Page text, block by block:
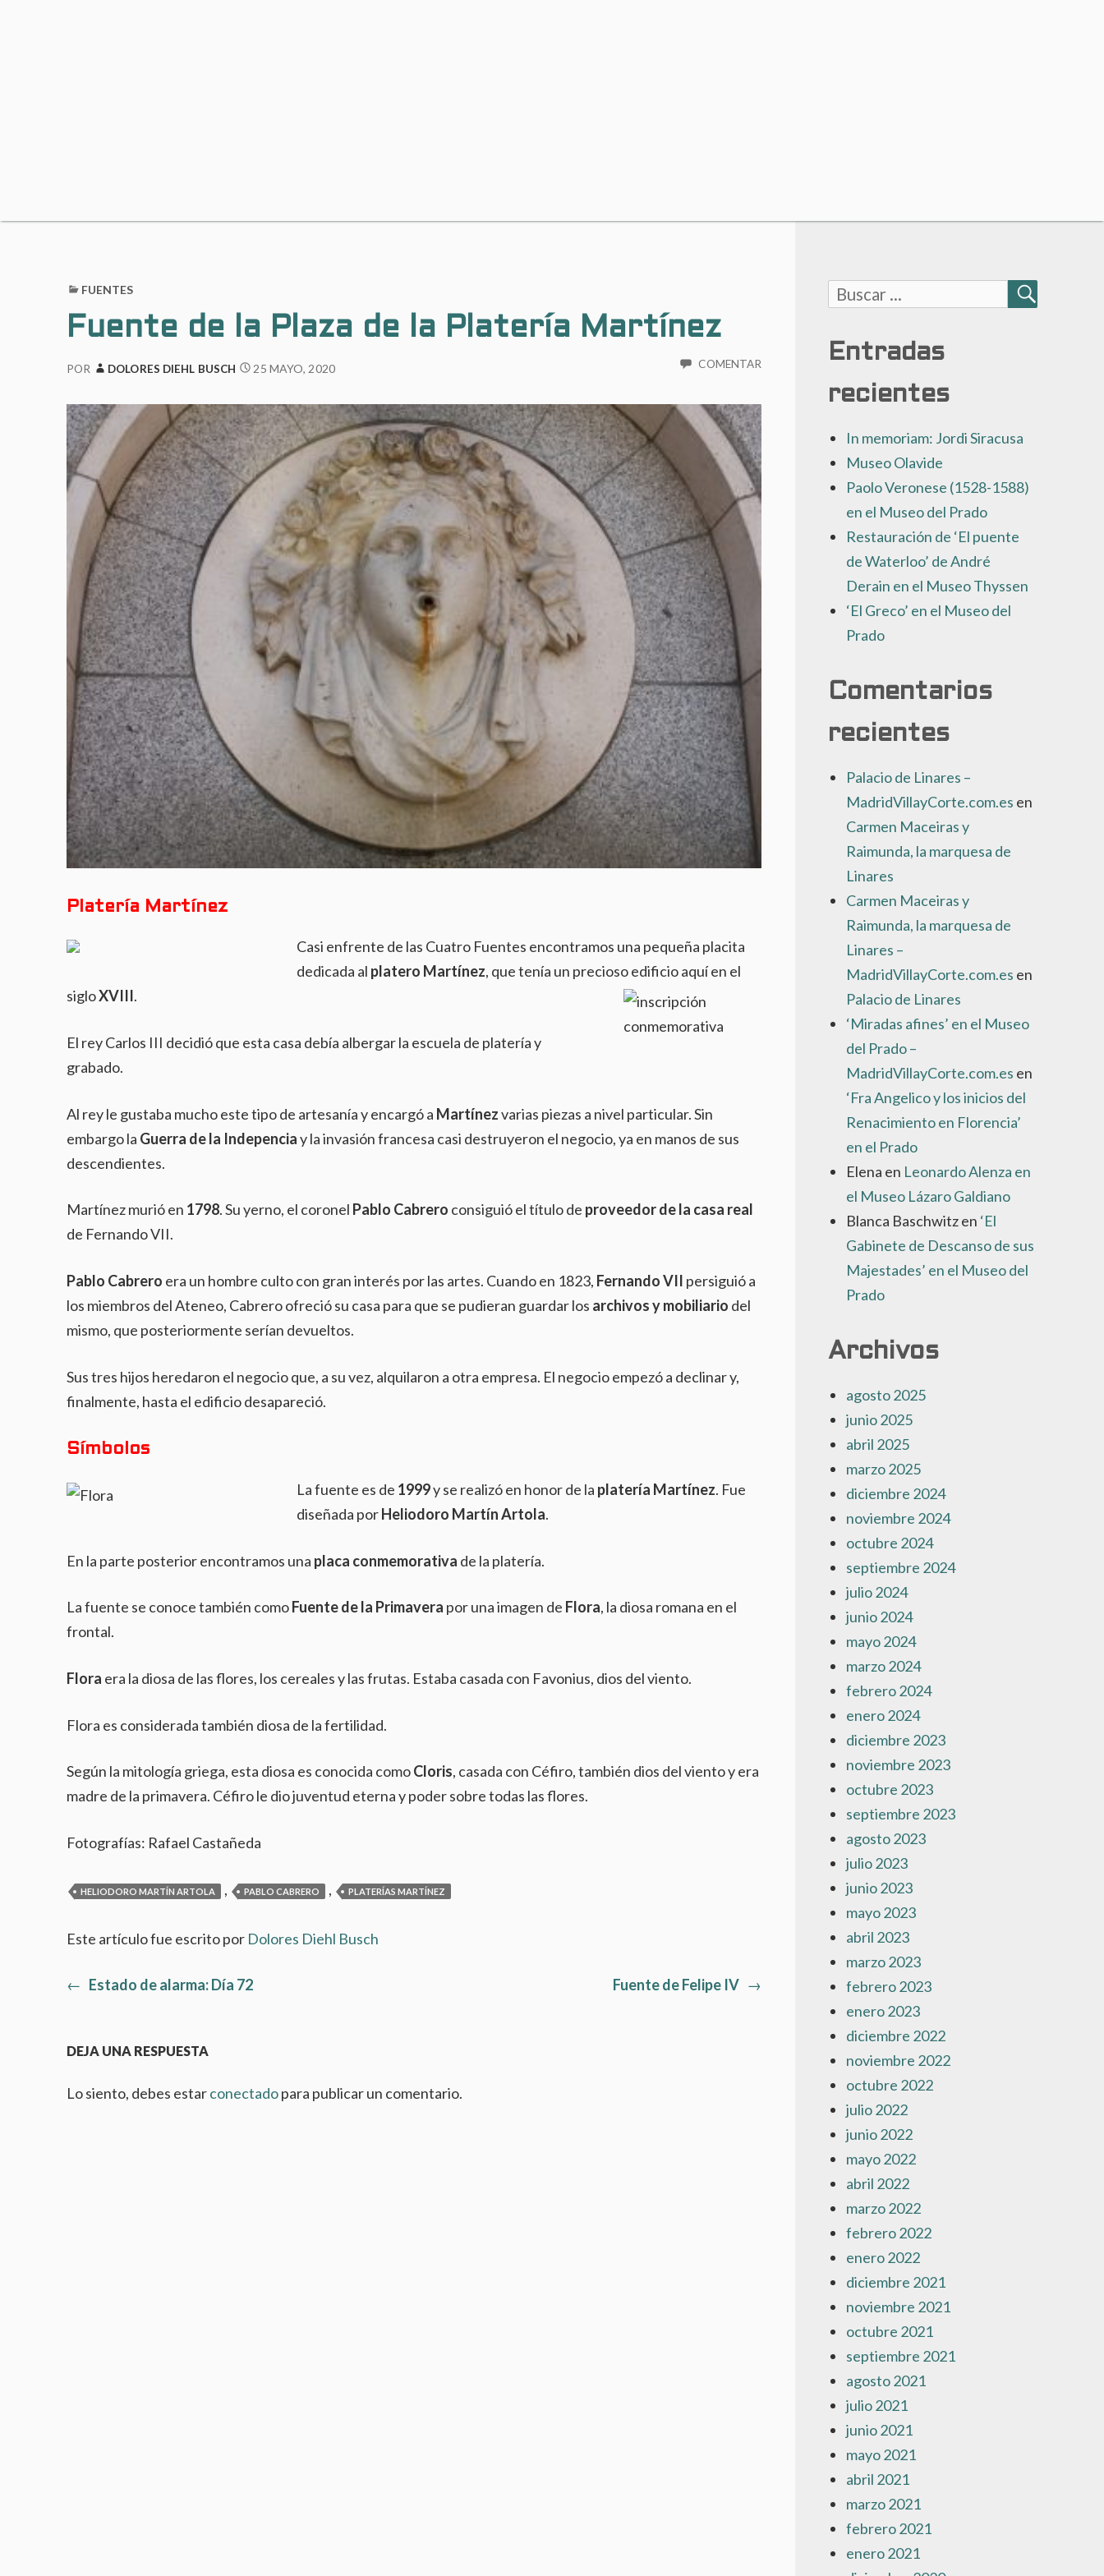
FUENTES
Fuente de la Plaza de la Platería Martínez
POR DOLORES DIEHL BUSCH 25 MAYO, 2020 COMENTAR
Platería Martínez
Casi enfrente de las Cuatro Fuentes encontramos una pequeña placita
dedicada al platero Martínez, que tenía un precioso edificio aquí en el
sigloXVIII.
El rey Carlos III decidió que esta casa debía albergar la escuela de platería y
grabado.
Al rey le gustaba mucho este tipo de artesanía y encargó a Martínezvarias piezas a nivel particular. Sin
embargo la Guerra de la Indepenciay la invasión francesa casi destruyeron el negocio, ya en manos de sus
descendientes.
Martínez murió en 1798. Su yerno, el coronel Pablo Cabrero consiguió el título de proveedor de la casa real
de Fernando VII.
Pablo Cabrero era un hombre culto con gran interés por las artes. Cuando en 1823, Fernando VII persiguió a
los miembros del Ateneo, Cabrero ofreció su casa para que se pudieran guardar los archivos y mobiliario del
mismo, que posteriormente serían devueltos.
Sus tres hijos heredaron el negocio que, a su vez, alquilaron a otra empresa. El negocio empezó a declinar y,
finalmente, hasta el edificio desapareció.
Símbolos
La fuente es de 1999y se realizó en honor de la platería Martínez. Fue
diseñada porHeliodoro Martín Artola.
En la parte posterior encontramos una placa conmemorativa de la platería.
La fuente se conoce también comoFuente de la Primavera por una imagen de Flora, la diosa romana en el
frontal.
Flora era la diosa de las flores, los cereales y las frutas. Estaba casada con Favonius, dios del viento.
Flora es considerada también diosa de la fertilidad.
Según la mitología griega, esta diosa es conocida comoCloris, casada con Céfiro, también dios del viento y era
madre de la primavera. Céfiro le dio juventud eterna y poder sobre todas las flores.
Fotografías: Rafael Castañeda
HELIODORO MARTÍN ARTOLA , PABLO CABRERO , PLATERÍAS MARTÍNEZ
Este artículo fue escrito por Dolores Diehl Busch
Navegación
← Artículo
Estado de alarma: Día 72 Fuente de Felipe IVArtículo
→
DEJA UNA RESPUESTA
Lo siento, debes estarconectadopara publicar un comentario.
Buscar:
BUSCAR
Entradas
recientes
In memoriam: Jordi Siracusa
Museo Olavide
Paolo Veronese (1528-1588)
en el Museo del Prado
Restauración de ‘El puente
de Waterloo’ de André
Derain en el Museo Thyssen
‘El Greco’ en el Museo del
Prado
Comentarios
recientes
Palacio de Linares –
MadridVillayCorte.com.es en
Carmen Maceiras y
Raimunda, la marquesa de
Linares
Carmen Maceiras y
Raimunda, la marquesa de
Linares –
MadridVillayCorte.com.es en
Palacio de Linares
‘Miradas afines’ en el Museo
del Prado –
MadridVillayCorte.com.es en
‘Fra Angelico y los inicios del
Renacimiento en Florencia’
en el Prado
Elena en Leonardo Alenza en
el Museo Lázaro Galdiano
Blanca Baschwitzen ‘El
Gabinete de Descanso de sus
Majestades’ en el Museo del
Prado
Archivos
agosto 2025
junio 2025
abril 2025
marzo 2025
diciembre 2024
noviembre 2024
octubre 2024
septiembre 2024
julio 2024
junio 2024
mayo 2024
marzo 2024
febrero 2024
enero 2024
diciembre 2023
noviembre 2023
octubre 2023
septiembre 2023
agosto 2023
julio 2023
junio 2023
mayo 2023
abril 2023
marzo 2023
febrero 2023
enero 2023
diciembre 2022
noviembre 2022
octubre 2022
julio 2022
junio 2022
mayo 2022
abril 2022
marzo 2022
febrero 2022
enero 2022
diciembre 2021
noviembre 2021
octubre 2021
septiembre 2021
agosto 2021
julio 2021
junio 2021
mayo 2021
abril 2021
marzo 2021
febrero 2021
enero 2021